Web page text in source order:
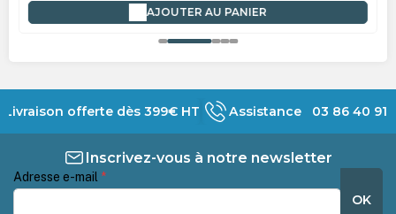
AJOUTER AU PANIER
Livraison offerte dès 399€ HT Assistance 03 86 40 91
Inscrivez-vous à notre newsletter
Adresse e-mail *
OK